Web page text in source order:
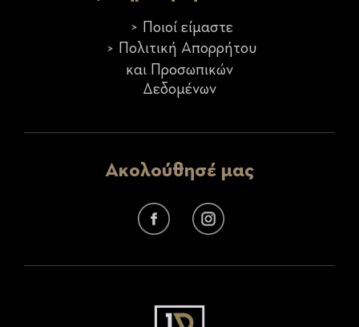
Ποιοί είμαστε
Πολιτική Απορρήτου
και Προσωπικών
Δεδομένων
Ακολούθησέ μας